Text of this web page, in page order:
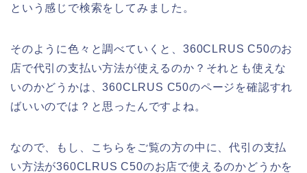
という感じで検索をしてみました。
そのように色々と調べていくと、360CLRUS C50のお
店で代引の支払い方法が使えるのか？それとも使えな
いのかどうかは、360CLRUS C50のページを確認すれ
ばいいのでは？と思ったんですよね。
なので、もし、こちらをご覧の方の中に、代引の支払
い方法が360CLRUS C50のお店で使えるのかどうかを